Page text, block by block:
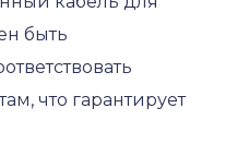
быть
что гарантирует